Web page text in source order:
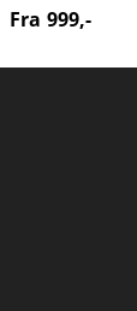
Fra 999,-